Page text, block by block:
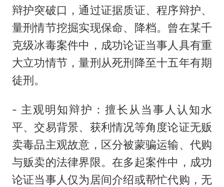
辩护突破口，通过证据质证、程序辩护、
量刑情节挖掘实现保命、降档。曾在某千
克级冰毒案件中，成功论证当事人具有重
大立功情节，量刑从死刑降至十五年有期
徒刑。
- 主观明知辩护：擅长从当事人认知水
平、交易背景、获利情况等角度论证无贩
卖毒品主观故意，区分被蒙骗运输、代购
与贩卖的法律界限。在多起案件中，成功
论证当事人仅为居间介绍或帮忙代购，无